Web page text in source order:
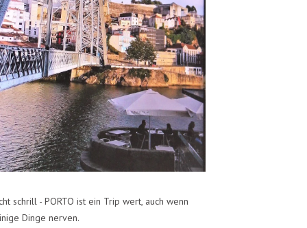
schrill - PORTO ist ein Trip wert, auch wenn
Dinge nerven.